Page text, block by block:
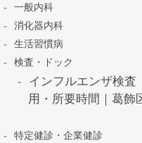
一般内科
消化器内科
生活習慣病
検査・ドック
インフルエンザ検査
用・所要時間｜葛飾
特定健診・企業健診